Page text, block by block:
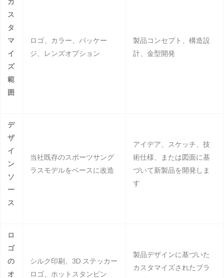
ス
タ
マ
イ
ズ
範
囲
ロゴ、カラー、パッケー
ジ、レンズオプション
製品コンセプト、構造設
計、金型開発
デ
ザ
イ
ン
ソ
ー
ス
当社既存のスポーツサング
ラスモデルをベースに改造
アイデア、スケッチ、技
術仕様、または図面に基
づいて新製品を開発しま
す
ロ
ゴ
の
オ
シルク印刷、3D ステッカー
ロゴ、ホットスタンピン
製品デザインに基づいた
カスタマイズされたブラ